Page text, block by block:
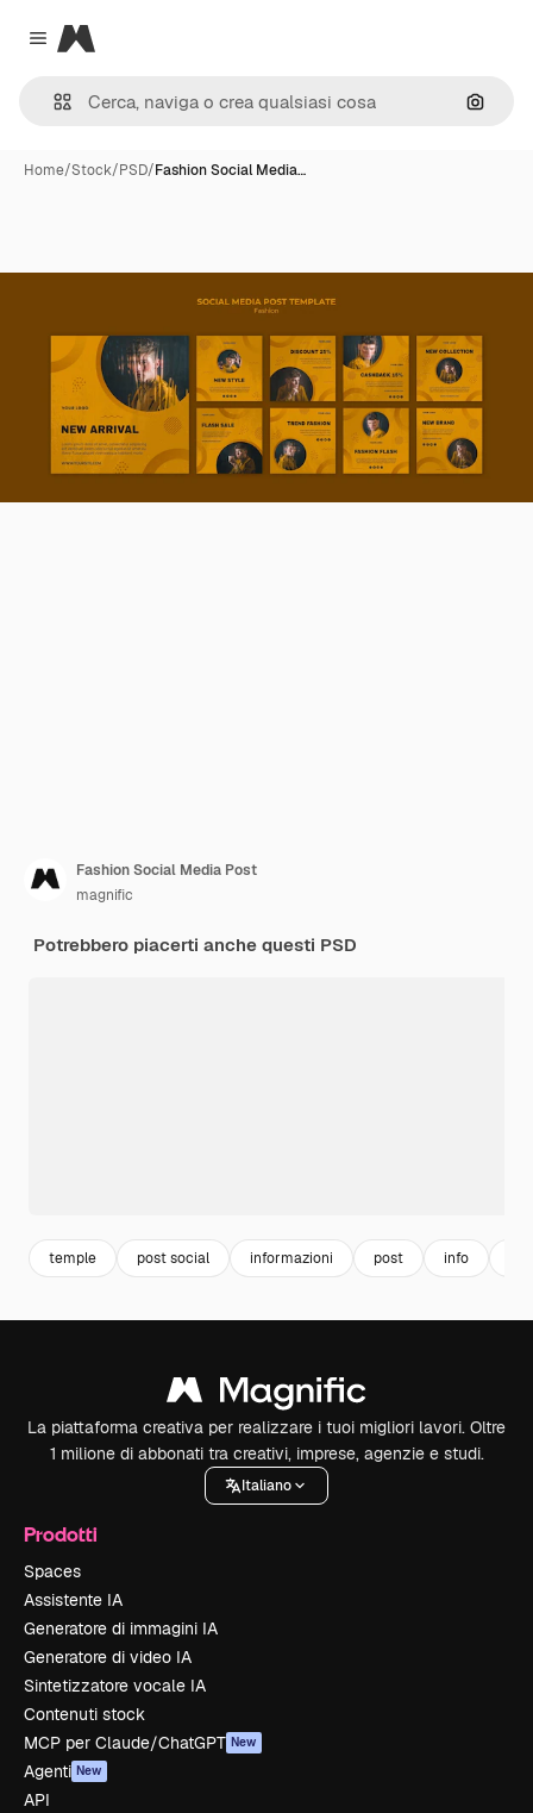
Close menu
Magnific
Cerca
Home/Stock/PSD/Fashion Social Media…
Fashion Social Media Post
magnific
Potrebbero piacerti anche questi PSD
temple post social informazioni post info
La piattaforma creativa per realizzare i tuoi migliori lavori. Oltre
1 milione di abbonati tra creativi, imprese, agenzie e studi.
Italiano
Prodotti
Spaces
Assistente IA
Generatore di immagini IA
Generatore di video IA
Sintetizzatore vocale IA
Contenuti stock
MCP per Claude/ChatGPT New
Agenti New
API